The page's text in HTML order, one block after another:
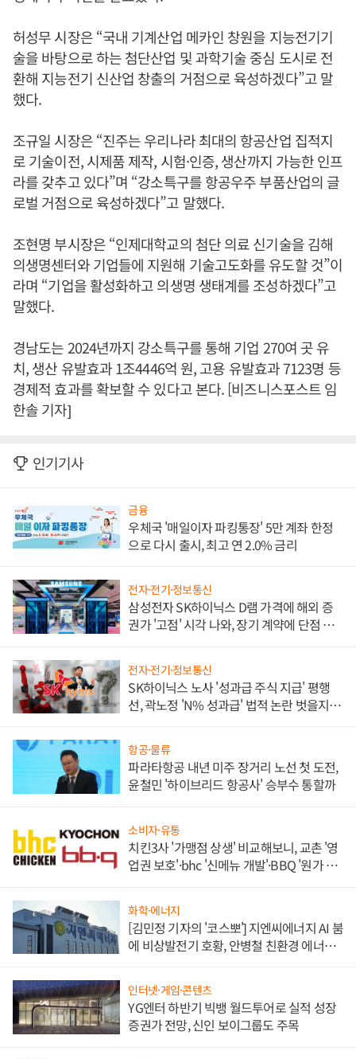
허성무 시장은 “국내 기계산업 메카인 창원을 지능전기기
술을 바탕으로 하는 첨단산업 및 과학기술 중심 도시로 전
환해 지능전기 신산업 창출의 거점으로 육성하겠다”고 말
했다.
조규일 시장은 “진주는 우리나라 최대의 항공산업 집적지
로 기술이전, 시제품 제작, 시험·인증, 생산까지 가능한 인프
라를 갖추고 있다”며 “강소특구를 항공우주 부품산업의 글
로벌 거점으로 육성하겠다”고 말했다.
조현명 부시장은 “인제대학교의 첨단 의료 신기술을 김해
의생명센터와 기업들에 지원해 기술고도화를 유도할 것”이
라며 “기업을 활성화하고 의생명 생태계를 조성하겠다”고
말했다.
경남도는 2024년까지 강소특구를 통해 기업 270여 곳 유
치, 생산 유발효과 1조4446억 원, 고용 유발효과 7123명 등
경제적 효과를 확보할 수 있다고 본다. [비즈니스포스트 임
한솔 기자]
인기기사
금융
우체국 '매일이자 파킹통장' 5만 계좌 한정
으로 다시 출시, 최고 연 2.0% 금리
전자·전기·정보통신
삼성전자 SK하이닉스 D램 가격에 해외 증
권가 '고점' 시각 나와, 장기 계약에 단점 부
전자·전기·정보통신
SK하이닉스 노사 '성과급 주식 지급' 평행
선, 곽노정 'N% 성과급' 법적 논란 벗을지 주
항공·물류
파라타항공 내년 미주 장거리 노선 첫 도전,
윤철민 '하이브리드 항공사' 승부수 통할까
소비자·유통
치킨3사 '가맹점 상생' 비교해보니, 교촌 '영
업권 보호'·bhc '신메뉴 개발'·BBQ '원가 부
화학·에너지
[김민정 기자의 '코스뽀'] 지엔씨에너지 AI 붐
에 비상발전기 호황, 안병철 친환경 에너지
인터넷·게임·콘텐츠
YG엔터 하반기 빅뱅 월드투어로 실적 성장
증권가 전망, 신인 보이그룹도 주목